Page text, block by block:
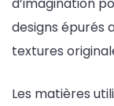
d’imagination
designs épurés
textures
Les matières